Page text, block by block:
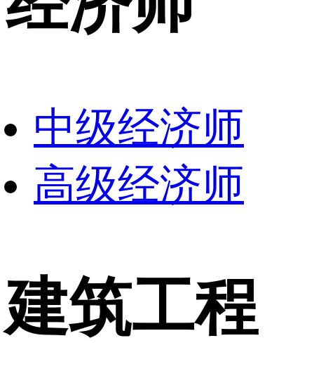
中级经济师
高级经济师
建筑工程